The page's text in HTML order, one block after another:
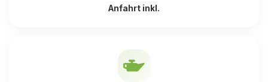
Anfahrt inkl.